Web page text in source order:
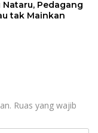
Nataru, Pedagang
tak Mainkan
Ruas yang wajib